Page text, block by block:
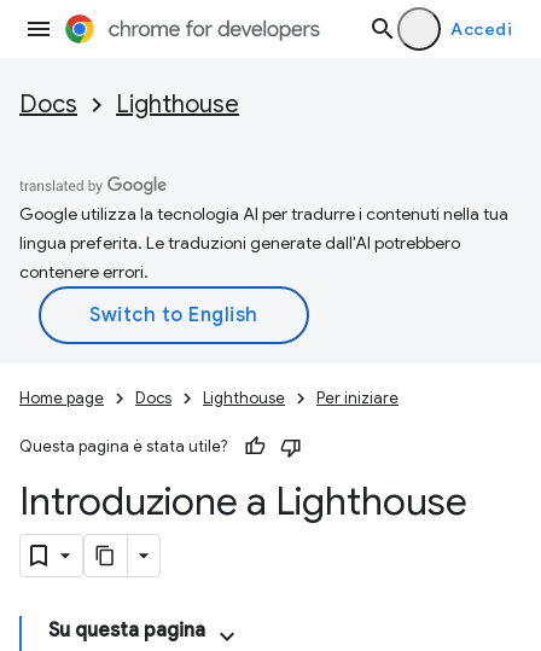
Accedi
Docs Lighthouse
Google utilizza la tecnologia AI per tradurre i contenuti nella tua
lingua preferita. Le traduzioni generate dall'AI potrebbero
contenere errori.
Home page Docs Lighthouse Per iniziare
Questa pagina è stata utile?
Introduzione a Lighthouse
Su questa pagina